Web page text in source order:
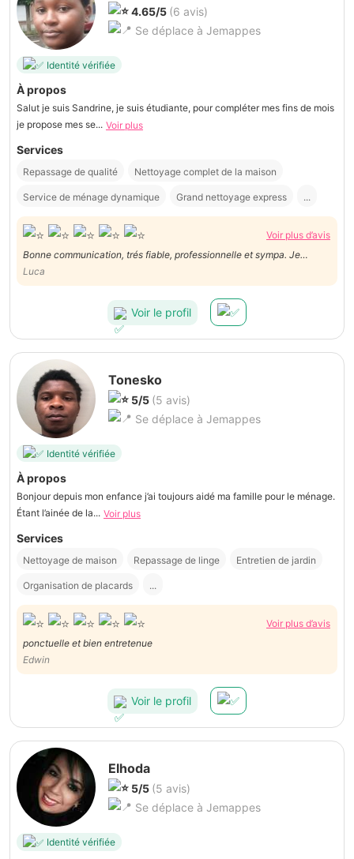
4.65/5 (6 avis)
Se déplace à Jemappes
Identité vérifiée
À propos
Salut je suis Sandrine, je suis étudiante, pour compléter mes fins de mois
je propose mes se... Voir plus
Services
Repassage de qualité Nettoyage complet de la maison
Service de ménage dynamique Grand nettoyage express ...
Voir plus d’avis
Bonne communication, trés fiable, professionnelle et sympa. Je
recommande fortement.
Luca
Voir le profil
Tonesko
5/5 (5 avis)
Se déplace à Jemappes
Identité vérifiée
À propos
Bonjour depuis mon enfance j’ai toujours aidé ma famille pour le ménage.
Étant l’ainée de la... Voir plus
Services
Nettoyage de maison Repassage de linge Entretien de jardin
Organisation de placards ...
Voir plus d’avis
ponctuelle et bien entretenue
Edwin
Voir le profil
Elhoda
5/5 (5 avis)
Se déplace à Jemappes
Identité vérifiée